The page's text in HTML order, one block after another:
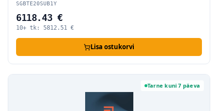
SGBTE20SUB1Y
6118.43 €
10+ tk: 5812.51 €
Lisa ostukorvi
Tarne kuni 7 päeva